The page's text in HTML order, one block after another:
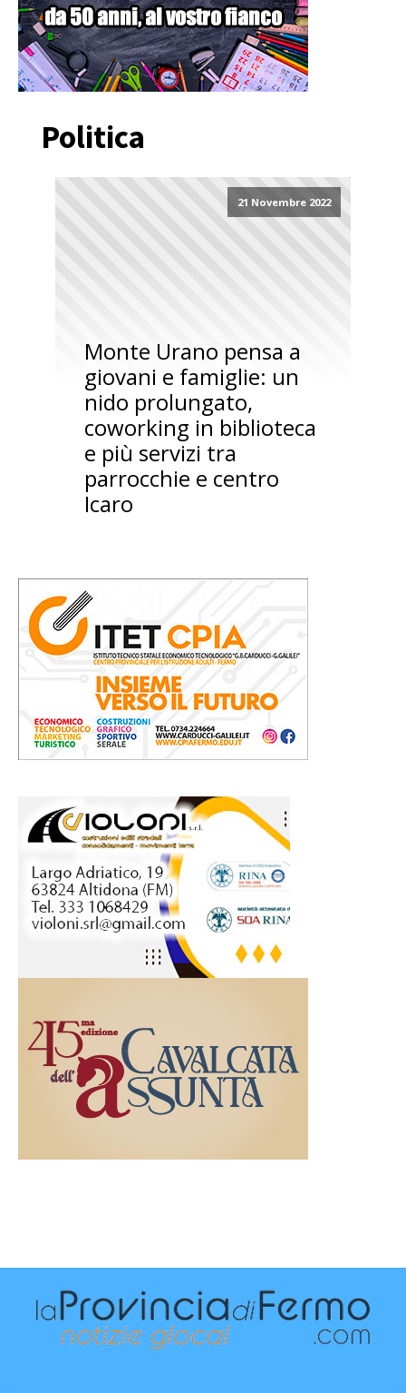
Politica
21 Novembre 2022
Monte Urano pensa a
giovani e famiglie: un
nido prolungato,
coworking in biblioteca
e più servizi tra
parrocchie e centro
Icaro